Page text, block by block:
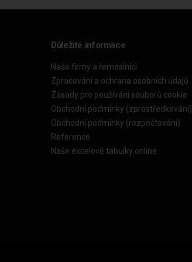
Důležité informace
Naše firmy a řemeslníci
Zpracování a ochrana osobních údajů
Zásady pro používání souborů cookie
Obchodní podmínky (zprostředkování)
Obchodní podmínky (rozpočtování)
Reference
Naše excelové tabulky online